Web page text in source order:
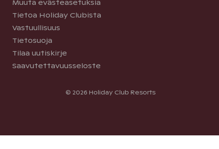
Muuta evästeasetuksia
Tietoa Holiday Clubista
Vastuullisuus
Tietosuoja
Tilaa uutiskirje
Saavutettavuusseloste
© 2026 Holiday Club Resorts